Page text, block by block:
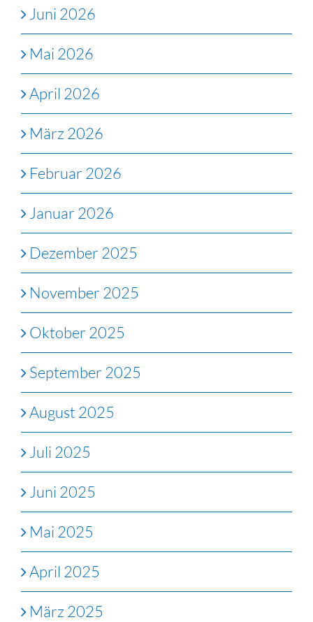
Juni 2026
Mai 2026
April 2026
März 2026
Februar 2026
Januar 2026
Dezember 2025
November 2025
Oktober 2025
September 2025
August 2025
Juli 2025
Juni 2025
Mai 2025
April 2025
März 2025